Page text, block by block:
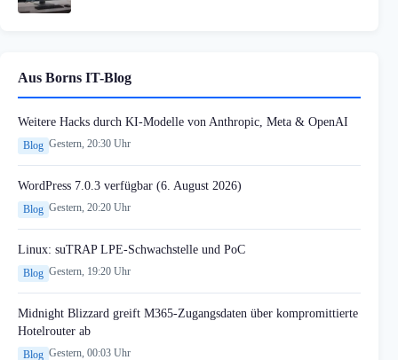
Aus Borns IT-Blog
Weitere Hacks durch KI-Modelle von Anthropic, Meta & OpenAI
Blog Gestern, 20:30 Uhr
WordPress 7.0.3 verfügbar (6. August 2026)
Blog Gestern, 20:20 Uhr
Linux: suTRAP LPE-Schwachstelle und PoC
Blog Gestern, 19:20 Uhr
Midnight Blizzard greift M365-Zugangsdaten über kompromittierte
Hotelrouter ab
Blog Gestern, 00:03 Uhr